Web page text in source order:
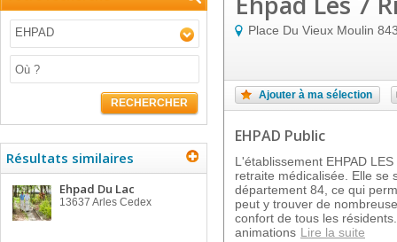
EHPAD
RECHERCHER
Résultats similaires
Ehpad Du Lac
13637 Arles Cedex
Place Du Vieux Moulin
Ajouter à ma sélection
EHPAD Public
L'établissement EHPAD
retraite médicalisée. Elle se
département 84, ce qui
peut y trouver de
confort de tous les
animations Lire la suite